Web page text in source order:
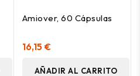
Amiover, 60 Cápsulas
16,15 €
AÑADIR AL CARRITO